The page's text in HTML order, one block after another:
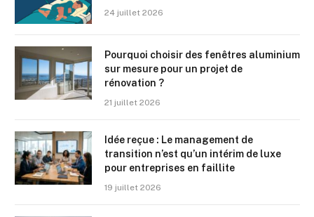
24 juillet 2026
Pourquoi choisir des fenêtres aluminium
sur mesure pour un projet de
rénovation ?
21 juillet 2026
Idée reçue : Le management de
transition n’est qu’un intérim de luxe
pour entreprises en faillite
19 juillet 2026